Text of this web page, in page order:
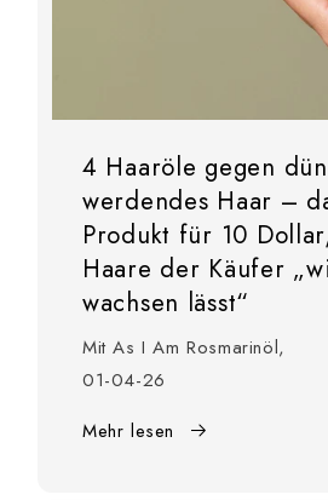
4 Haaröle gegen
werdendes Haar –
Produkt für 10
Haare der Käufer
wachsen lässt“
Mit As I Am Rosmarinöl,
01-04-26
Mehr lesen